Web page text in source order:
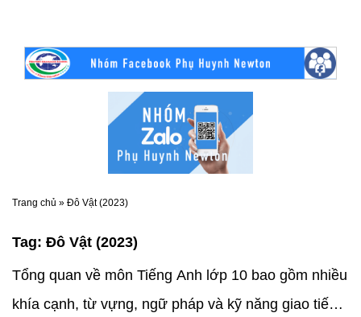
Trang chủ » Đô Vật (2023)
Tag: Đô Vật (2023)
Tổng quan về môn Tiếng Anh lớp 10 bao gồm nhiều
khía cạnh, từ vựng, ngữ pháp và kỹ năng giao tiếp.